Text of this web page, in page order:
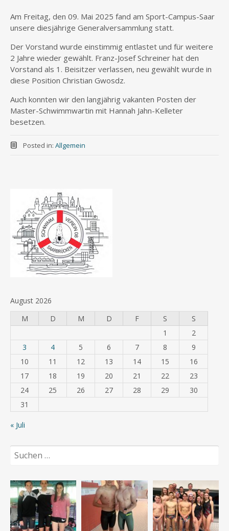
Am Freitag, den 09. Mai 2025 fand am Sport-Campus-Saar
unsere diesjährige Generalversammlung statt.
Der Vorstand wurde einstimmig entlastet und für weitere
2 Jahre wieder gewählt. Franz-Josef Schreiner hat den
Vorstand als 1. Beisitzer verlassen, neu gewählt wurde in
diese Position Christian Gwosdz.
Auch konnten wir den langjährig vakanten Posten der
Master-Schwimmwartin mit Hannah Jahn-Kelleter
besetzen.
Posted in: Allgemein
August 2026
M
D M D F S
S
1
2
3
4 5 6 7 8
9
10
11 12 13 14 15
16
17
18 19 20 21 22
23
24
25 26 27 28 29
30
31
« Juli
Suchen
nach: